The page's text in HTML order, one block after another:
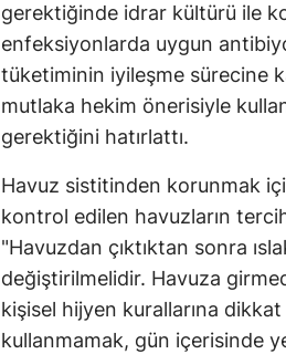
gerektiğinde idrar kültürü ile
enfeksiyonlarda uygun
tüketiminin iyileşme sürecine
mutlaka hekim önerisiyle
gerektiğini hatırlattı.
Havuz sistitinden korunmak
kontrol edilen havuzların
"Havuzdan çıktıktan sonra
değiştirilmelidir. Havuza
kişisel hijyen kurallarına
kullanmamak, gün içerisinde